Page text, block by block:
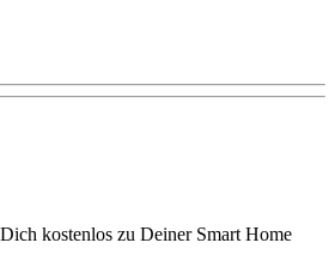
kostenlos zu Deiner Smart Home